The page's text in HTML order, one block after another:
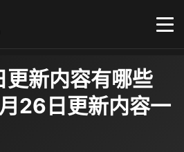
新内容有哪些
26日更新内容一